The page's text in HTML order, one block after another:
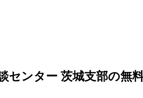
センター 茨城支部の無